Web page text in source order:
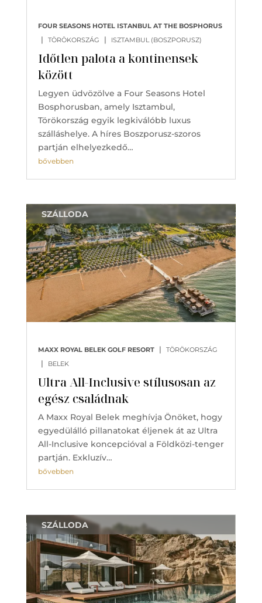
Időtlen palota a kontinensek
között
FOUR SEASONS HOTEL ISTANBUL AT THE BOSPHORUS
| TÖRÖKORSZÁG | ISZTAMBUL (BOSZPORUSZ)
Legyen üdvözölve a Four Seasons Hotel
Bosphorusban, amely Isztambul,
Törökország egyik legkiválóbb luxus
szálláshelye. A híres Boszporusz-szoros
partján elhelyezkedő…
bővebben
Ultra All-Inclusive stílusosan az
egész családnak
MAXX ROYAL BELEK GOLF RESORT | TÖRÖKORSZÁG
| BELEK
SZÁLLODA
A Maxx Royal Belek meghívja Önöket, hogy
egyedülálló pillanatokat éljenek át az Ultra
All-Inclusive koncepcióval a Földközi-tenger
partján. Exkluzív…
bővebben
SZÁLLODA